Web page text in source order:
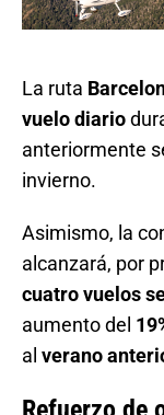
La ruta
vuelo diario
anteriormente
invierno.
Asimismo, la
alcanzará, por
cuatro vuelos
aumento del
al verano